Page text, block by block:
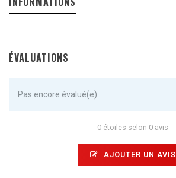
ÉVALUATIONS
Pas encore évalué(e)
0 étoiles selon 0 avis
AJOUTER UN AVIS